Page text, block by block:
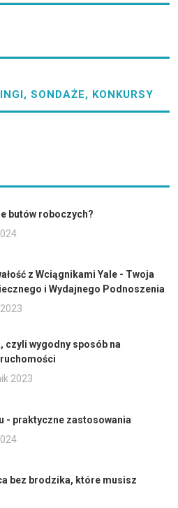
SONDAŻE, KONKURSY
butów roboczych?
z Wciągnikami Yale - Twoja
i Wydajnego Podnoszenia
czyli wygodny sposób na
2023
- praktyczne zastosowania
bez brodzika, które musisz